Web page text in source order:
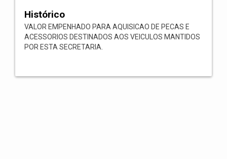
Histórico
VALOR EMPENHADO PARA AQUISICAO DE PECAS E
ACESSORIOS DESTINADOS AOS VEICULOS MANTIDOS
POR ESTA SECRETARIA.